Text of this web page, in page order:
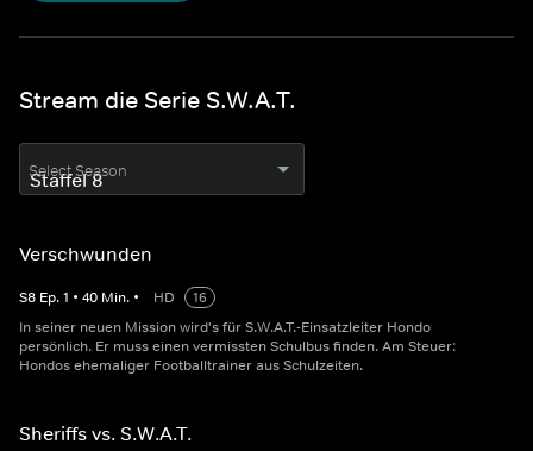
Stream die Serie S.W.A.T.
Select Season
Verschwunden
S8 Ep.1 • 40 Min. • HD
16
In seiner neuen Mission wird's für S.W.A.T.-Einsatzleiter Hondo
persönlich. Er muss einen vermissten Schulbus finden. Am Steuer:
Hondos ehemaliger Footballtrainer aus Schulzeiten.
Sheriffs vs. S.W.A.T.